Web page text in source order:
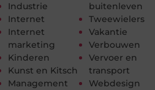
Industrie
Internet
Internet
marketing
Kinderen
Kunst en Kitsch
Management
buitenleven
Tweewielers
Vakantie
Verbouwen
Vervoer en
transport
Webdesign